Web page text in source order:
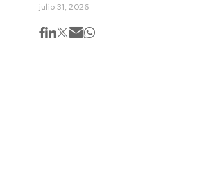
julio 31, 2026